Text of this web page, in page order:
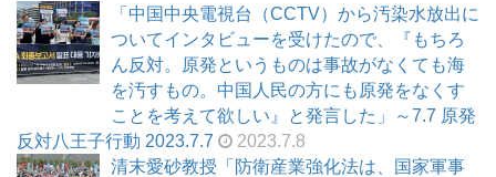
「中国中央電視台（CCTV）から汚染水放出に
ついてインタビューを受けたので、『もちろ
ん反対。原発というものは事故がなくても海
を汚すもの。中国人民の方にも原発をなくす
ことを考えて欲しい』と発言した」～7.7 原発
反対八王子行動 2023.7.7
2023.7.8
清末愛砂教授「防衛産業強化法は、国家軍事